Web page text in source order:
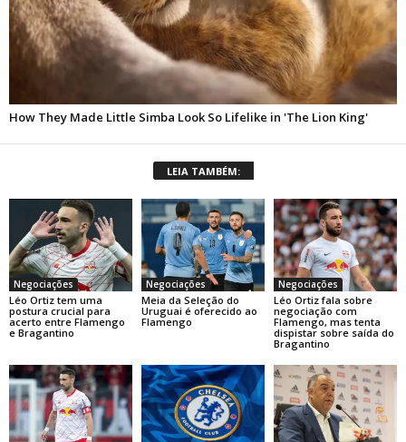
LEIA TAMBÉM:
Negociações
Léo Ortiz tem uma
postura crucial para
acerto entre Flamengo
e Bragantino
Negociações
Meia da Seleção do
Uruguai é oferecido ao
Flamengo
Negociações
Léo Ortiz fala sobre
negociação com
Flamengo, mas tenta
dispistar sobre saída do
Bragantino